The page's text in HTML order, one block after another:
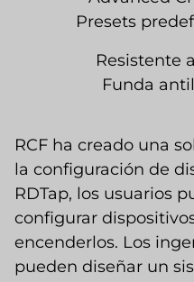
Presets
Resistente
Funda
RCF ha creado una
la configuración de
RDTap, los usuarios
configurar
encenderlos. Los
pueden diseñar un